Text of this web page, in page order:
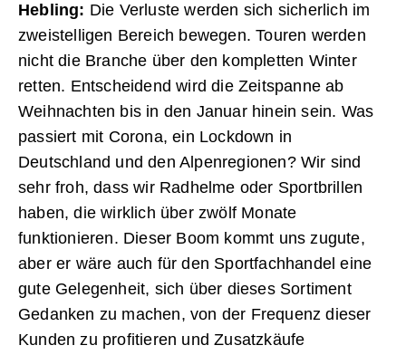
Hebling: Die Verluste werden sich sicherlich im
zweistelligen Bereich bewegen. Touren werden
nicht die Branche über den kompletten Winter
retten. Entscheidend wird die Zeitspanne ab
Weihnachten bis in den Januar ­hinein sein. Was
passiert mit Corona, ­ein Lockdown in
Deutschland und den Alpenregionen? Wir sind
sehr froh, dass wir Radhelme oder Sportbrillen
haben, die wirklich über zwölf Monate
funktionieren. Dieser Boom kommt uns zugute,
aber er wäre auch für den Sportfachhandel eine
gute Gelegenheit, sich über dieses Sortiment
Gedanken zu machen, von der Frequenz dieser
Kunden zu profitieren und Zusatzkäufe